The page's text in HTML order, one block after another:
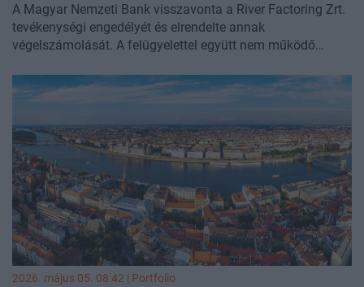
A Magyar Nemzeti Bank visszavonta a River Factoring Zrt.
tevékenységi engedélyét és elrendelte annak
végelszámolását. A felügyelettel együtt nem működő
és analitikájának összhangját nem biztosította, a
szükséges mértékű értékvesztés elszámolását és
így teljes bizonyossággal nem állapítható meg, továbbá
jelentős lejárt, de meg nem fizetett kötelezettségei vannak.
2026. május 05. 08:42 | Portfolio